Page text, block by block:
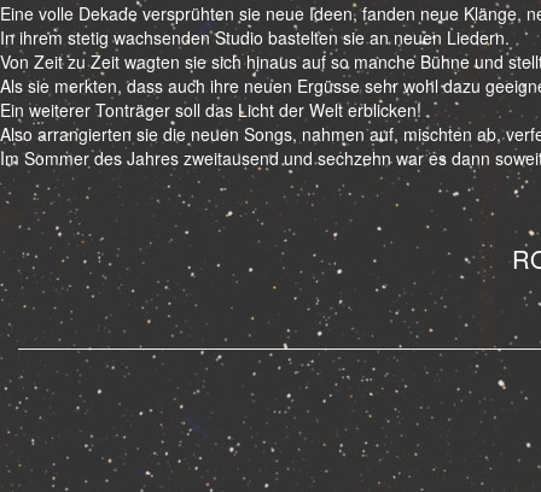
Eine volle Dekade versprühten sie neue Ideen, fanden neue Klänge,
In ihrem stetig wachsenden Studio bastelten sie an neuen Liedern.
Von Zeit zu Zeit wagten sie sich hinaus auf so manche Bühne und
Als sie merkten, dass auch ihre neuen Ergüsse sehr wohl dazu
Ein weiterer Tonträger soll das Licht der Welt erblicken!
Also arrangierten sie die neuen Songs, nahmen auf, mischten ab,
Im Sommer des Jahres zweitausend und sechzehn war es dann